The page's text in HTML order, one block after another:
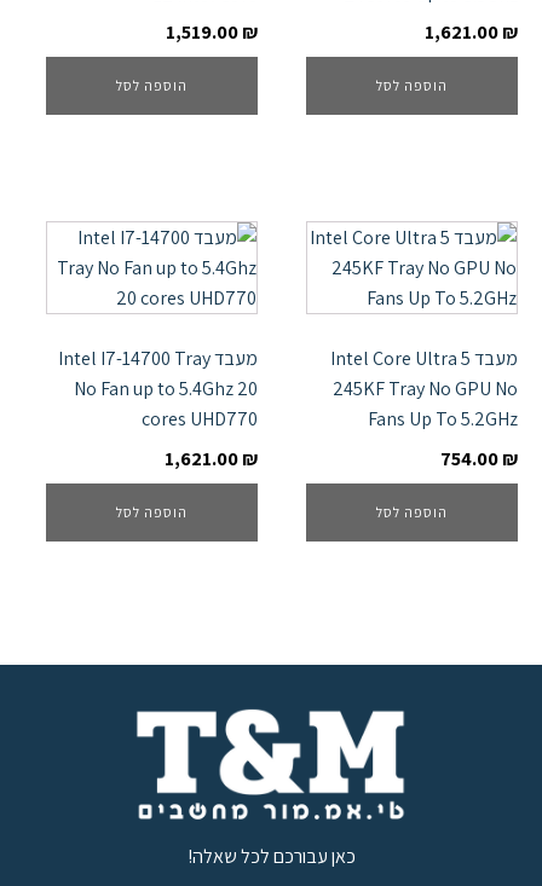
1,621.00₪
הוספה לסל
1,519.00₪
הוספה לסל
מעבד Intel Core Ultra 5
245KF Tray No GPU No
Fans Up To 5.2GHz
754.00₪
הוספה לסל
מעבד Intel I7-14700 Tray
No Fan up to 5.4Ghz 20
cores UHD770
1,621.00₪
הוספה לסל
כאן עבורכם לכל שאלה!